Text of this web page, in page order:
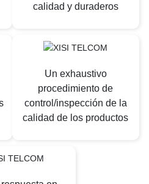
calidad y duraderos
Un exhaustivo
procedimiento de
control/inspección de la
calidad de los productos